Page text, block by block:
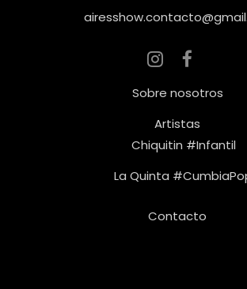
Sobre nosotros
Artistas
Chiquitin #Infantil
La Quinta
Contacto